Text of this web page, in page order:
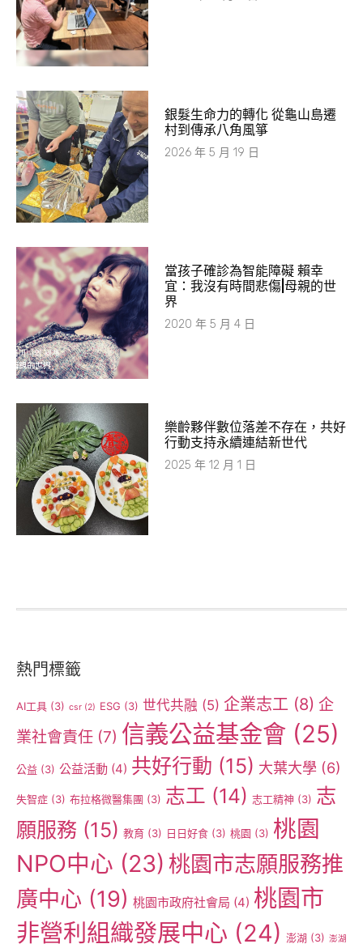
銀髮生命力的轉化 從龜山島遷
村到傳承八角風箏
2026 年 5 月 19 日
當孩子確診為智能障礙 賴幸
宜：我沒有時間悲傷|母親的世
界
2020 年 5 月 4 日
樂齡夥伴數位落差不存在，共好
行動支持永續連結新世代
2025 年 12 月 1 日
熱門標籤
AI工具 (3) csr (2) ESG (3) 世代共融 (5) 企業志工 (8) 企
業社會責任 (7) 信義公益基金會 (25)
公益 (3) 公益活動 (4) 共好行動 (15) 大葉大學 (6)
失智症 (3) 布拉格微醫集團 (3) 志工 (14) 志工精神 (3) 志
願服務 (15) 教育 (3) 日日好食 (3) 桃園 (3) 桃園
NPO中心 (23) 桃園市志願服務推
廣中心 (19) 桃園市政府社會局 (4) 桃園市
非營利組織發展中心 (24) 澎湖 (3) 澎湖